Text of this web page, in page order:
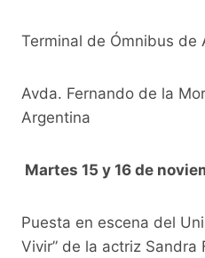
Terminal de Ómnibus de
Avda. Fernando de la
Argentina
Martes 15 y 16 de
Puesta en escena del
Vivir” de la actriz Sandra